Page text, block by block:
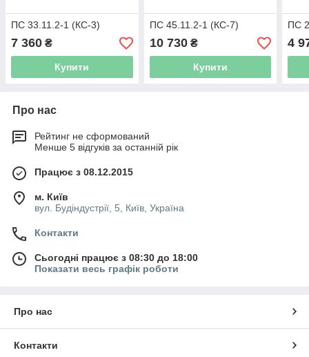
ПС 33.11.2-1 (КС-3)
7 360 ₴
Купити
ПС 45.11.2-1 (КС-7)
10 730₴
Купити
ПС
4
Про нас
Рейтинг не сформований
Менше 5 відгуків за останній рік
Працює з 08.12.2015
м. Київ
вул. Будіндустрії, 5, Київ, Україна
Контакти
Сьогодні працює з 08:30 до 18:00
Показати весь графік роботи
Про нас
Контакти